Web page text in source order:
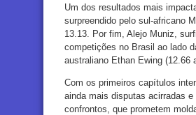
Um dos resultados mais
surpreendido pelo sul-africano
13.13. Por fim, Alejo Muniz,
competições no Brasil ao lado
australiano Ethan Ewing (12.66
Com os primeiros capítulos
ainda mais disputas acirradas
confrontos, que prometem